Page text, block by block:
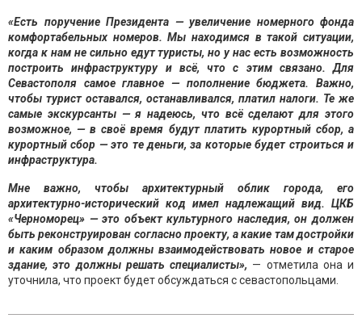
«Есть поручение Президента — увеличение номерного фонда
комфортабельных номеров. Мы находимся в такой ситуации,
когда к нам не сильно едут туристы, но у нас есть возможность
построить инфраструктуру и всё, что с этим связано. Для
Севастополя самое главное — пополнение бюджета. Важно,
чтобы турист оставался, останавливался, платил налоги. Те же
самые экскурсанты — я надеюсь, что всё сделают для этого
возможное, — в своё время будут платить курортный сбор, а
курортный сбор — это те деньги, за которые будет строиться и
инфраструктура.
Мне важно, чтобы архитектурный облик города, его
архитектурно-исторический код имел надлежащий вид. ЦКБ
«Черноморец» — это объект культурного наследия, он должен
быть реконструирован согласно проекту, а какие там достройки
и каким образом должны взаимодействовать новое и старое
здание, это должны решать специалисты», — отметила она и
уточнила, что проект будет обсуждаться с севастопольцами.